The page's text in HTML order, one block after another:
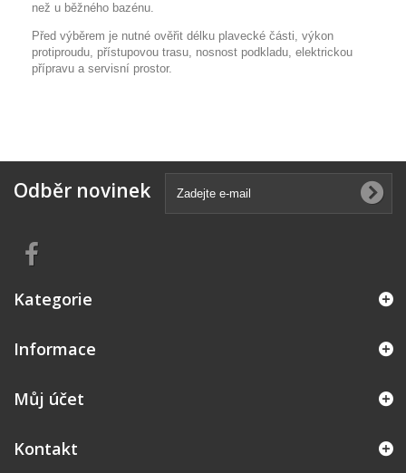
než u běžného bazénu.
Před výběrem je nutné ověřit délku plavecké části, výkon
protiproudu, přístupovou trasu, nosnost podkladu, elektrickou
přípravu a servisní prostor.
Odběr novinek
Kategorie
Informace
Můj účet
Kontakt